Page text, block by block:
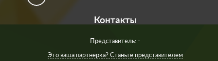
Контакты
Представитель: -
Это ваша партнерка? Станьте представителем